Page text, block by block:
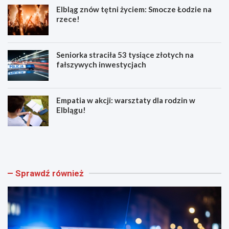
Elbląg znów tętni życiem: Smocze Łodzie na
rzece!
Seniorka straciła 53 tysiące złotych na
fałszywych inwestycjach
Empatia w akcji: warsztaty dla rodzin w
Elblągu!
Z
i
w
e
e
E
g
ó
w
t
Sprawdź również